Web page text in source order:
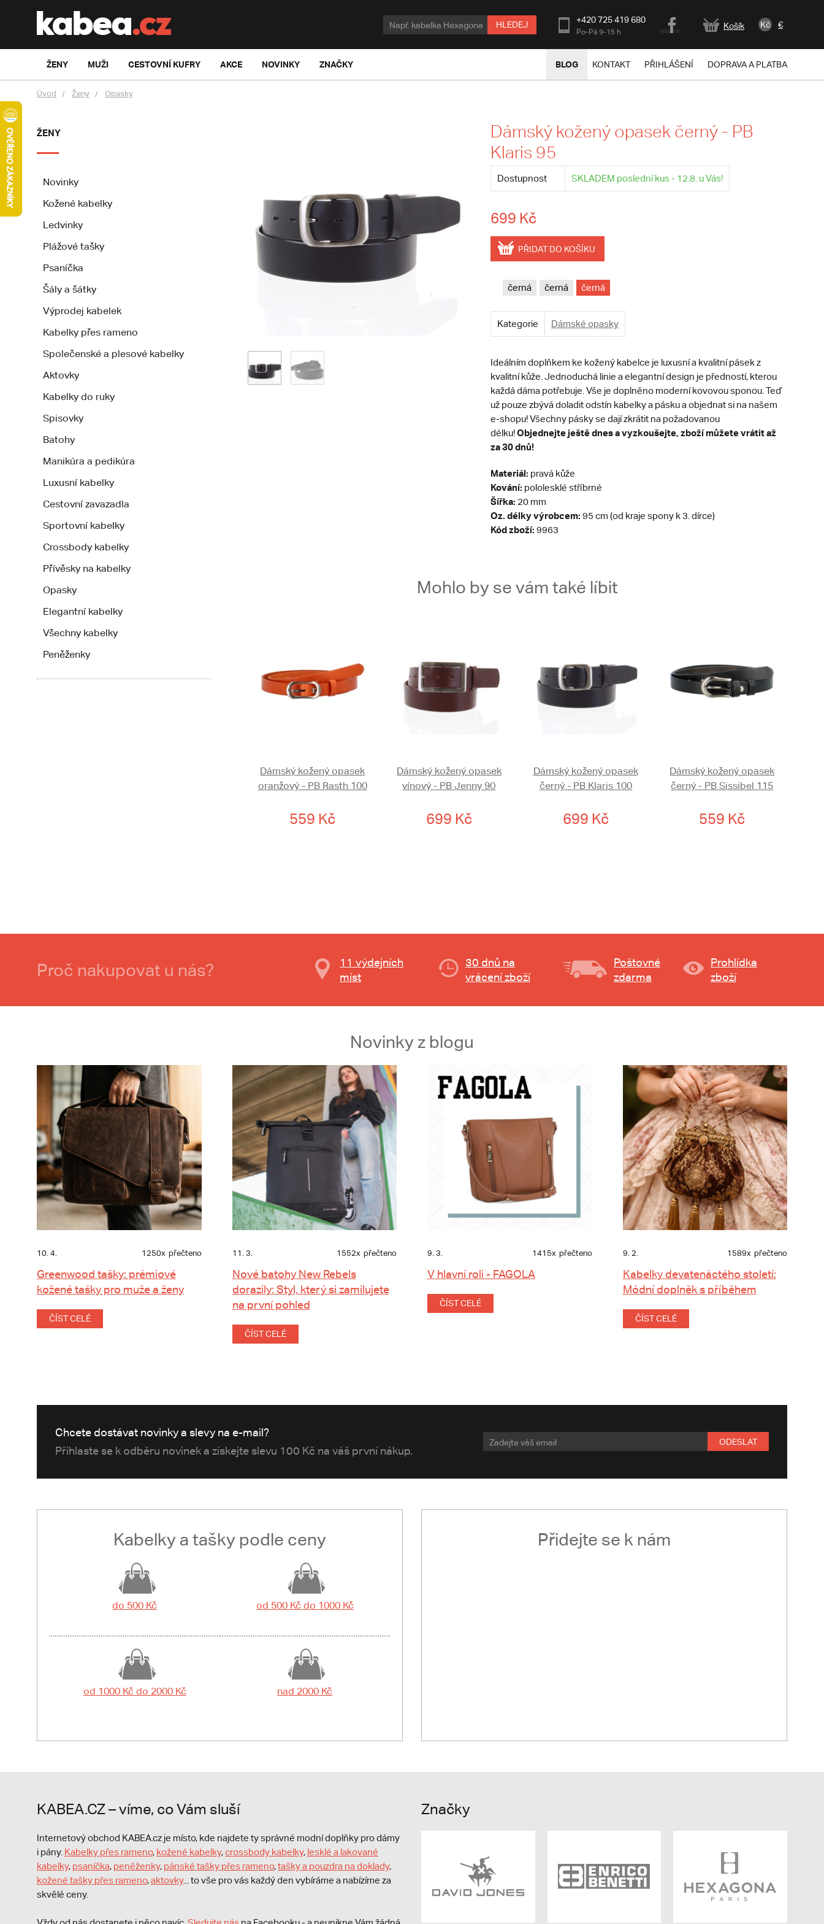
HLEDEJ +420 725 419 680
Po-Pá 9-15 h
Košík Kč €
ŽENY MUŽI CESTOVNÍ KUFRY AKCE NOVINKY ZNAČKY BLOG KONTAKT PŘIHLÁŠENÍ DOPRAVA A PLATBA
Úvod Ženy Opasky
ŽENY
Novinky
Kožené kabelky
Ledvinky
Plážové tašky
Psaníčka
Šály a šátky
Výprodej kabelek
Kabelky přes rameno
Společenské a plesové kabelky
Aktovky
Kabelky do ruky
Spisovky
Batohy
Manikúra a pedikúra
Luxusní kabelky
Cestovní zavazadla
Sportovní kabelky
Crossbody kabelky
Přívěsky na kabelky
Opasky
Elegantní kabelky
Všechny kabelky
Peněženky
Dámský kožený opasek černý - PB
Klaris 95
Dostupnost SKLADEM poslední kus - 12.8. u Vás!
699 Kč
PŘIDAT DO KOŠÍKU
černá černá černá
Kategorie Dámské opasky
Ideálním doplňkem ke kožený kabelce je luxusní a kvalitní pásek z
kvalitní kůže. Jednoduchá linie a elegantní design je předností, kterou
každá dáma potřebuje. Vše je doplněno moderní kovovou sponou. Teď
už pouze zbývá doladit odstín kabelky a pásku a objednat si na našem
e-shopu! Všechny pásky se dají zkrátit na požadovanou
délku!Objednejte ještě dnes a vyzkoušejte, zboží můžete vrátit až
za 30 dnů!
Materiál: pravá kůže
Kování: pololesklé stříbrné
Šířka: 20 mm
Oz. délky výrobcem: 95 cm (od kraje spony k 3. dírce)
Kód zboží: 9963
Mohlo by se vám také líbit
Dámský kožený opasek
oranžový - PB Rasth 100
559 Kč
Dámský kožený opasek
vínový - PB Jenny 90
699 Kč
Dámský kožený opasek
černý - PB Klaris 100
699 Kč
Dámský kožený opasek
černý - PB Sissibel 115
559 Kč
Proč nakupovat u nás?
11 výdejních
míst
30 dnů na
vrácení zboží
Poštovné
zdarma
Prohlídka
zboží
Novinky z blogu
10. 4. 1250x přečteno
Greenwood tašky: prémiové
kožené tašky pro muže a ženy
ČÍST CELÉ
11. 3. 1552x přečteno
Nové batohy New Rebels
dorazily: Styl, který si zamilujete
na první pohled
ČÍST CELÉ
9. 3. 1415x přečteno
V hlavní roli - FAGOLA
ČÍST CELÉ
9. 2. 1589x přečteno
Kabelky devatenáctého století:
Módní doplněk s příběhem
ČÍST CELÉ
Chcete dostávat novinky a slevy na e-mail?
Přihlaste se k odběru novinek a získejte slevu 100 Kč na váš první nákup.
ODESLAT
Kabelky a tašky podle ceny
do 500 Kč od 500 Kč do 1000 Kč
od 1000 Kč do 2000 Kč nad 2000 Kč
Přidejte se k nám
KABEA.CZ – víme, co Vám sluší
Internetový obchod KABEA.cz je místo, kde najdete ty správné modní doplňky pro dámy
i pány. Kabelky přes rameno, kožené kabelky,crossbody kabelky, lesklé a lakované
kabelky, psaníčka, peněženky, pánské tašky přes rameno,tašky a pouzdra na doklady,
kožené tašky přes rameno,aktovky... to vše pro vás každý den vybíráme a nabízíme za
skvělé ceny.
Značky